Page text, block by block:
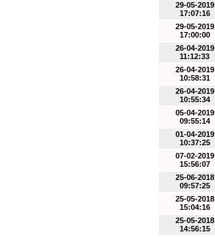
29-05-2019
17:07:16
29-05-2019
17:00:00
26-04-2019
11:12:33
26-04-2019
10:58:31
26-04-2019
10:55:34
05-04-2019
09:55:14
01-04-2019
10:37:25
07-02-2019
15:56:07
25-06-2018
09:57:25
25-05-2018
15:04:16
25-05-2018
14:56:15